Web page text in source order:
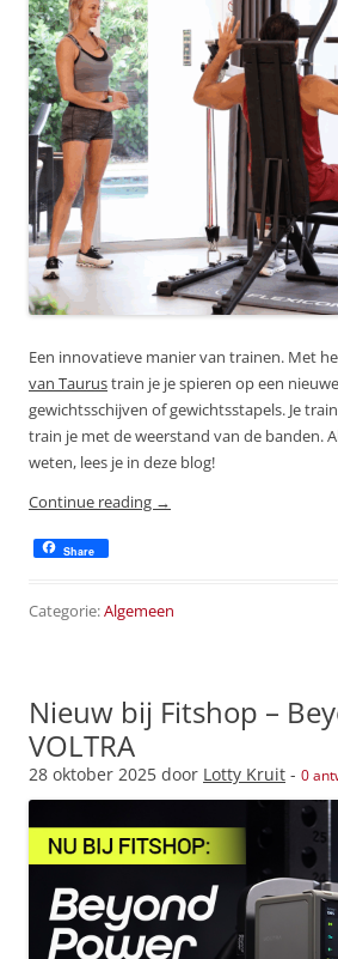
Een innovatieve manier van trainen. Met
van Taurustrain je je spieren op een
gewichtsschijven of gewichtsstapels. Je
train je met de weerstand van de banden.
weten, lees je in deze blog!
Continue reading →
Share
Categorie:Algemeen
Nieuw bij Fitshop –
VOLTRA
28 oktober 2025 door Lotty Kruit - 0